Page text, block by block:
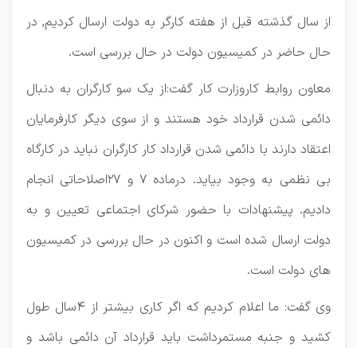
از سال گذشته قبل از هفته کارگر به دولت ارسال کردیم, در
حال حاضر در کمیسیون دولت در حال بررسی است.
معاون روابط کاروزارت کار گفت:از یک سو کارگران به دنبال
دائمی شدن قرارداد خود هستند و از سوی دیگر کارفرمایان
اعتقاد دارند با دائمی شدن قرارداد کار کارگران نباید در کارگاه
بی نظمی به وجود بیاید. درماده 7 و 27اصلاحاتی انجام
دادیم. پیشنهادات با حضور شرکای اجتماعی تعیین و به
دولت ارسال شده است و اکنون در حال بررسی در کمیسیون
های دولت است.
وی گفت: ما اعلام کردیم که اگر کاری بیشتر از 4سال طول
کشید و جنبه مستمرداشت باید قرارداد آن دائمی باشد و